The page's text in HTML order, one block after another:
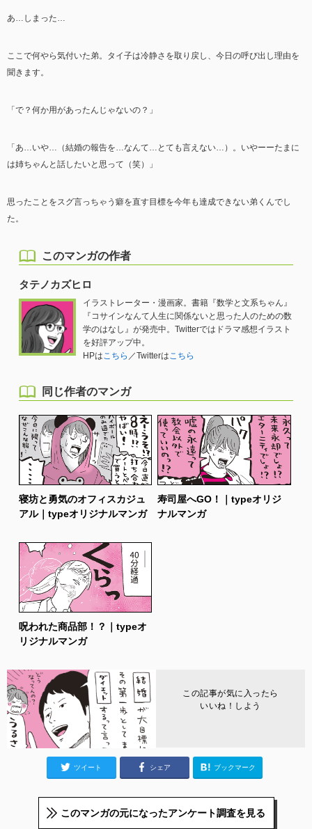
あ…しまった…
ここで何やら気付いた弟。タイ子は冷静さを取り戻し、今日の呼び出し理由を
聞きます。
「で？何か用があったんじゃないの？」
「あ…いや…（結婚の報告を…なんて…とても言えない…）。いやーーたまに
は姉ちゃんと話したいと思って（笑）」
思ったことをスグ言っちゃう癖を直す目標を今年も達成できない弟くんでし
た。
このマンガの作者
タテノカズヒロ
イラストレーター・漫画家。書籍『数学と文系ちゃん』
『コサインなんて人生に関係ないと思った人のための数
学のはなし』が発売中。Twitterではドラマ感想イラスト
を好評アップ中。
HPは こちら ／Twitterは こちら
同じ作者のマンガ
寝坊と勇気のオフィスカジュ
アル｜typeオリジナルマンガ
寿司屋へGO！｜typeオリジ
ナルマンガ
呪われた商品部！？｜typeオ
リジナルマンガ
この記事が気に入ったら
いいね！しよう
ツイート シェア ブックマーク
このマンガの元になったアンケート調査を見る